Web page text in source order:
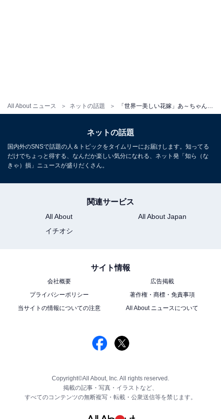
All About ニュース ネットの話題
ネットの話題
国内外のSNSで話題の人＆トピックをタイムリーにお届けします。知ってる
だけでちょっと得する、なんだか楽しい気分になれる、ネット発「知ら（な
きゃ）損」ニュースが盛りだくさん。
関連サービス
All About
All About Japan
イチオシ
サイト情報
会社概要
広告掲載
プライバシーポリシー
著作権・商標・免責事項
当サイトの情報についての注意
All About ニュースについて
Copyright©All About, Inc. All rights reserved.
掲載の記事・写真・イラストなど、
すべてのコンテンツの無断複写・転載・公衆送信等を禁じます。